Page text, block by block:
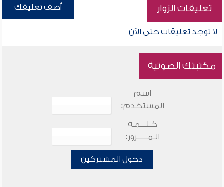
تعليقات الزوار أضف تعليقك
لا توجد تعليقات حتى الآن
مكتبتك الصوتية
اسم
المستخدم:
كـلـــمـة
الـمـــــرور:
دخول المشتركين